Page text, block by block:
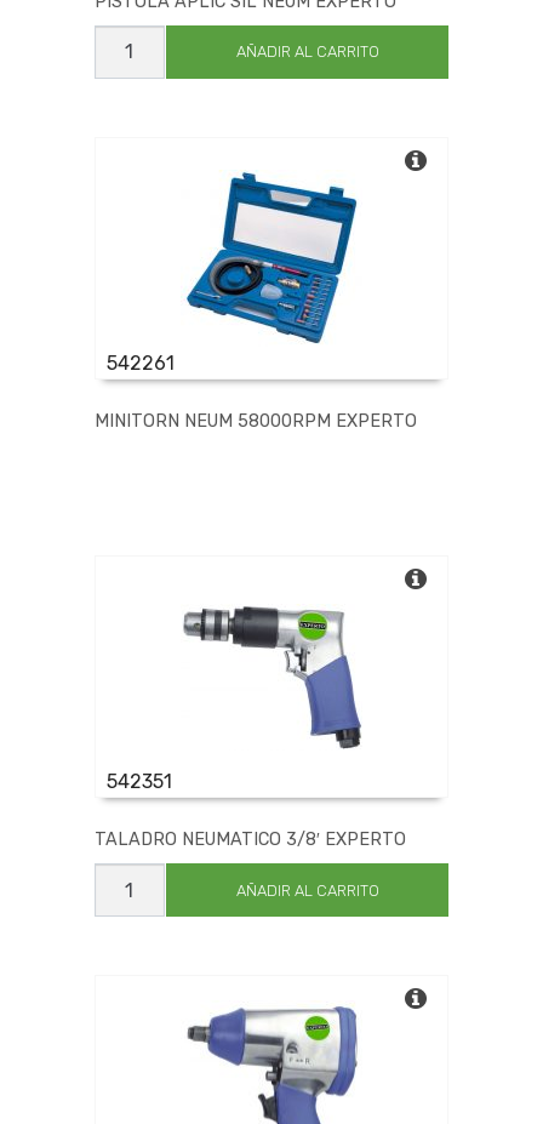
PISTOLA
APLIC
AÑADIR AL CARRITO
542261
MINITORN NEUM 58000RPM EXPERTO
542351
TALADRO NEUMATICO 3/8′ EXPERTO
TALADRO
NEUMATICO
3/8'
AÑADIR AL CARRITO